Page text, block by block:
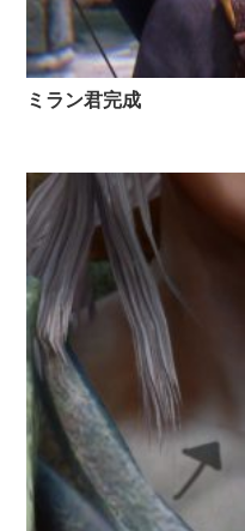
ミラン君完成